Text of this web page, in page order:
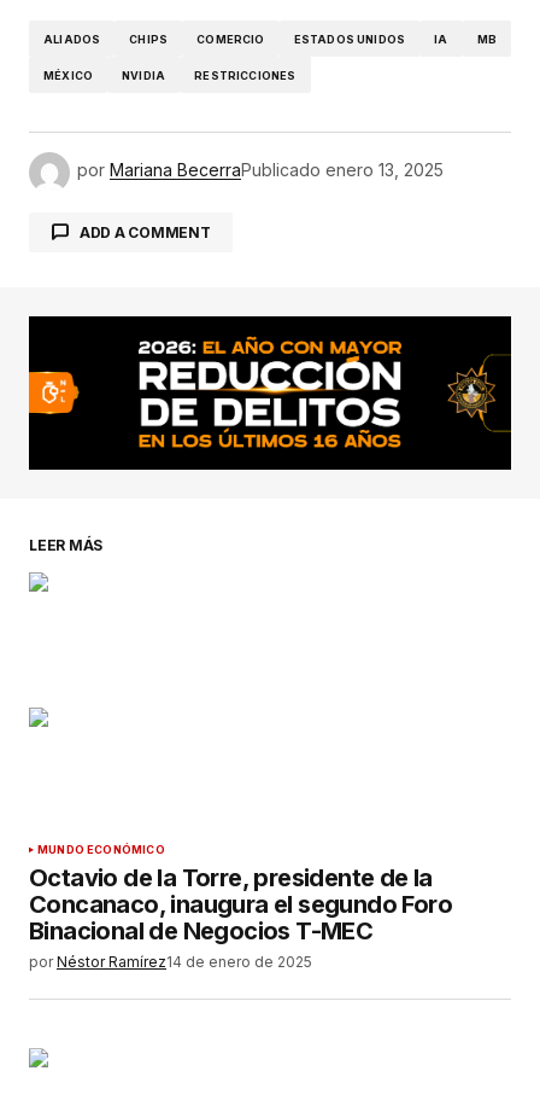
ALIADOS CHIPS COMERCIO ESTADOS UNIDOS IA MB
MÉXICO NVIDIA RESTRICCIONES
por Mariana BecerraPublicado enero 13, 2025
ADD A COMMENT
conectado
LEER MÁS
MUNDO ECONÓMICO
Octavio de la Torre, presidente de la
Concanaco, inaugura el segundo Foro
Binacional de Negocios T-MEC
por Néstor Ramírez14 de enero de 2025